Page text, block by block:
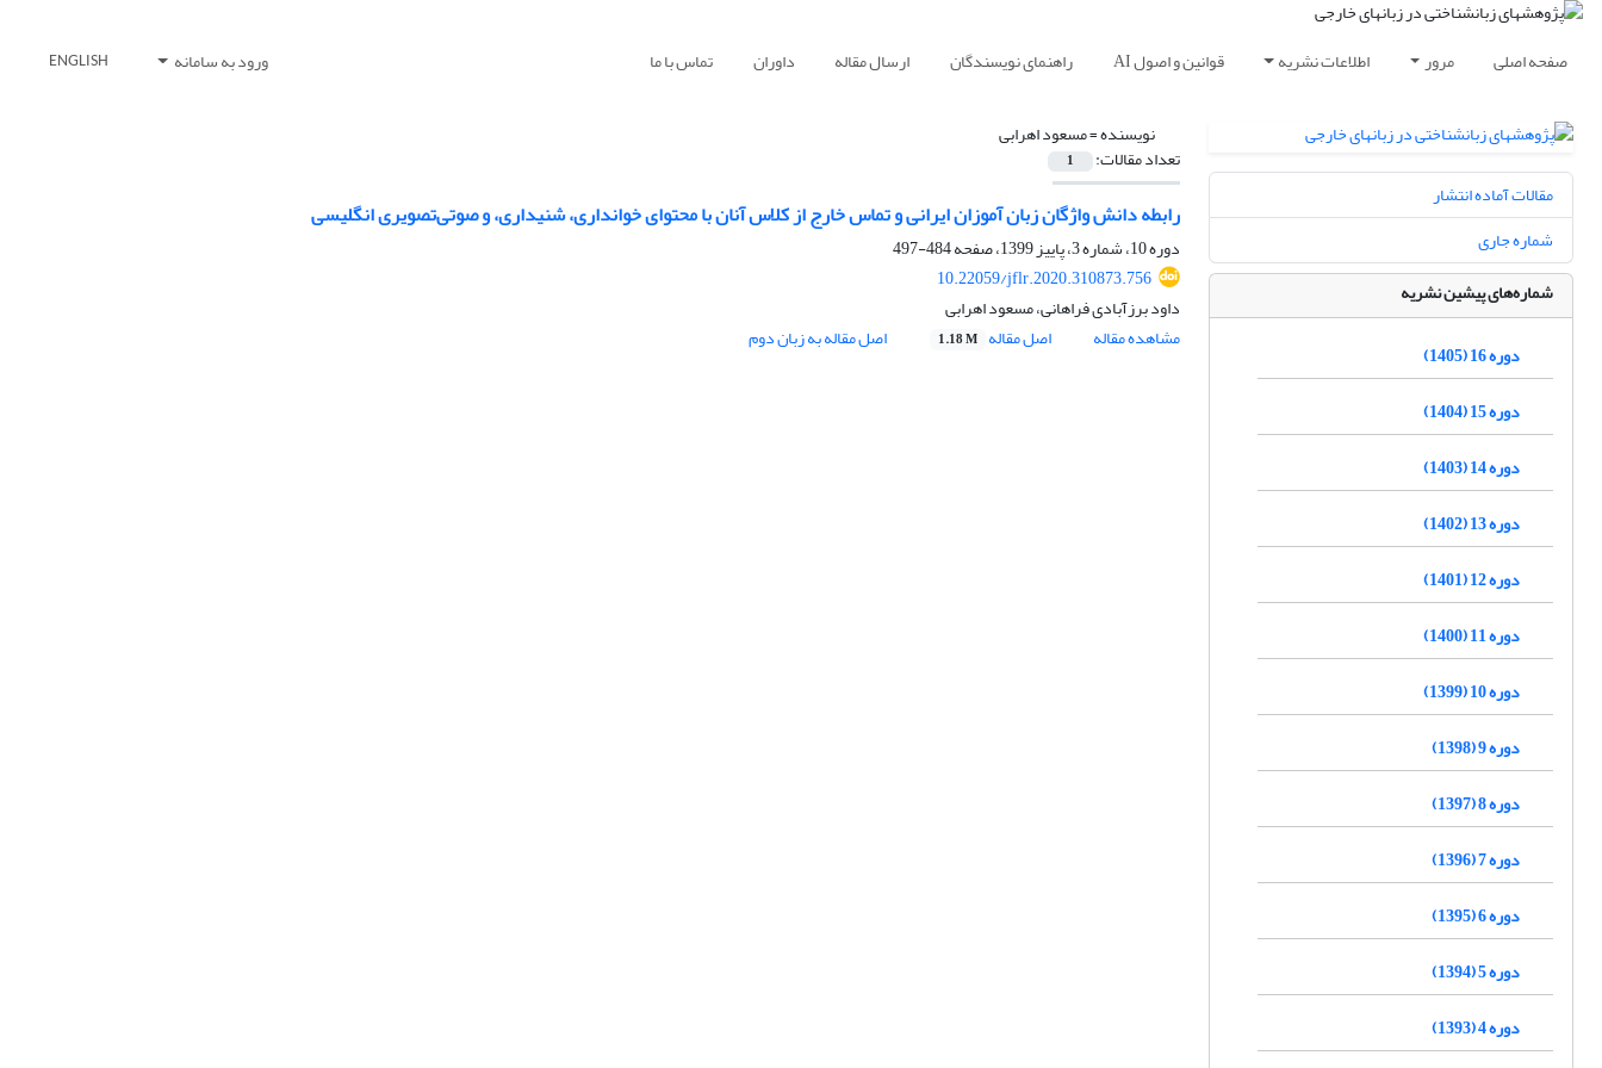
صفحه اصلی مرور اطلاعات نشریه قوانین و اصول AI راهنمای نویسندگان ارسال مقاله داوران تماس با ما ورود به سامانه ENGLISH
نویسنده =مسعود اهرابی
تعداد مقالات: 1
رابطه دانش واژگان زبان آموزان ایرانی و تماس خارج از کلاس آنان با محتوای خوانداری، شنیداری، و صوتی‌تصویری انگلیسی
دوره 10، شماره 3، پاییز 1399، صفحه
484-497
10.22059/jflr.2020.310873.756
داود برزآبادی فراهانی، مسعود اهرابی
مشاهده مقاله
اصل مقاله 1.18 M اصل مقاله به زبان دوم
مقالات آماده انتشار
شماره جاری
شماره‌های پیشین نشریه
دوره 16 (1405)
دوره 15 (1404)
دوره 14 (1403)
دوره 13 (1402)
دوره 12 (1401)
دوره 11 (1400)
دوره 10 (1399)
دوره 9 (1398)
دوره 8 (1397)
دوره 7 (1396)
دوره 6 (1395)
دوره 5 (1394)
دوره 4 (1393)